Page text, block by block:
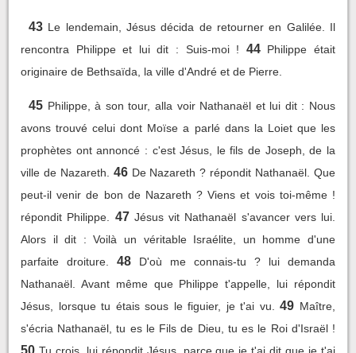
43 Le lendemain, Jésus décida de retourner en Galilée. Il
rencontra Philippe et lui dit : Suis-moi !
44 Philippe était
originaire de Bethsaïda, la ville d'André et de Pierre.
45 Philippe, à son tour, alla voir Nathanaël et lui dit : Nous
avons trouvé celui dont Moïse a parlé dans la Loiet que les
prophètes ont annoncé : c'est Jésus, le fils de Joseph, de la
ville de Nazareth.
46 De Nazareth ? répondit Nathanaël. Que
peut-il venir de bon de Nazareth ? Viens et vois toi-même !
répondit Philippe.
47 Jésus vit Nathanaël s'avancer vers lui.
Alors il dit : Voilà un véritable Israélite, un homme d'une
parfaite droiture.
48
D'où me connais-tu ? lui demanda
Nathanaël. Avant même que Philippe t'appelle, lui répondit
Jésus, lorsque tu étais sous le figuier, je t'ai vu.
49 Maître,
s'écria Nathanaël, tu es le Fils de Dieu, tu es le Roi d'Israël !
50